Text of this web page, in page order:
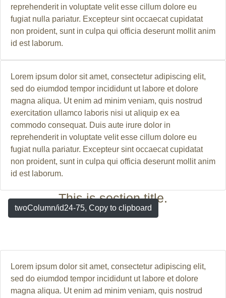
reprehenderit in voluptate velit esse cillum dolore eu
fugiat nulla pariatur. Excepteur sint occaecat cupidatat
non proident, sunt in culpa qui officia deserunt mollit anim
id est laborum.
Lorem ipsum dolor sit amet, consectetur adipiscing elit,
sed do eiumdod tempor incididunt ut labore et dolore
magna aliqua. Ut enim ad minim veniam, quis nostrud
exercitation ullamco laboris nisi ut aliquip ex ea
commodo consequat. Duis aute irure dolor in
reprehenderit in voluptate velit esse cillum dolore eu
fugiat nulla pariatur. Excepteur sint occaecat cupidatat
non proident, sunt in culpa qui officia deserunt mollit anim
id est laborum.
This is section title.
Lorem ipsum dolor sit amet, consectetur adipiscing elit,
sed do eiumdod tempor incididunt ut labore et dolore
magna aliqua. Ut enim ad minim veniam, quis nostrud
twoColumn/id24-75, Copy to clipboard